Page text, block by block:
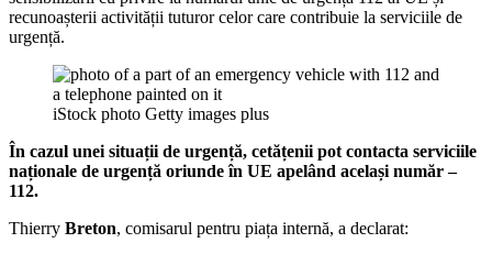
recunoașterii activității tuturor celor care contribuie la serviciile de
urgență.
iStock photo Getty images plus
În cazul unei situații de urgență, cetățenii pot contacta serviciile
naționale de urgență oriunde în UE apelând același număr –
112.
Thierry Breton, comisarul pentru piața internă, a declarat: